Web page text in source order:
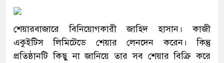
শেয়ারবাজারে বিনিয়োগকারী জাহিদ হাসান। কাজী
একুইটিস লিমিটেডে শেয়ার লেনদেন করেন। কিন্তু
প্রতিষ্ঠানটি কিছু না জানিয়ে তার সব শেয়ার বিক্রি করে